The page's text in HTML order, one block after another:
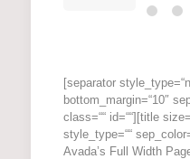
[separator
bottom_margin=“10″
class=““ id=““][title
style_type=““
Avada’s Full Width